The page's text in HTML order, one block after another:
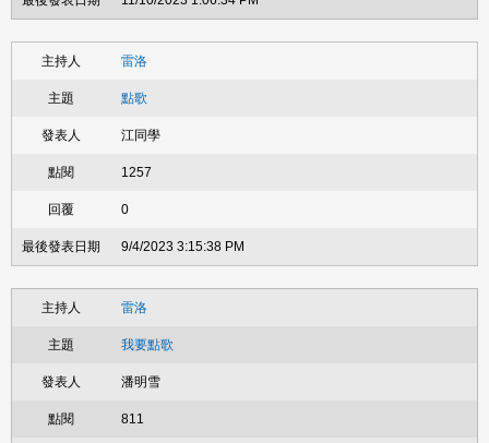
雷洛
點歌
江同學
1257
0
9/4/2023 3:15:38 PM
雷洛
我要點歌
潘明雪
811